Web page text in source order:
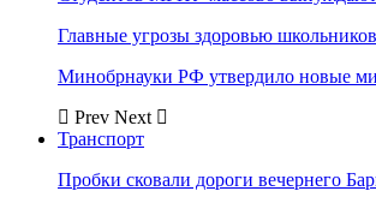
Главные угрозы здоровью
Минобрнауки РФ утвердило новые
Prev Next
Транспорт
Пробки сковали дороги вечернего